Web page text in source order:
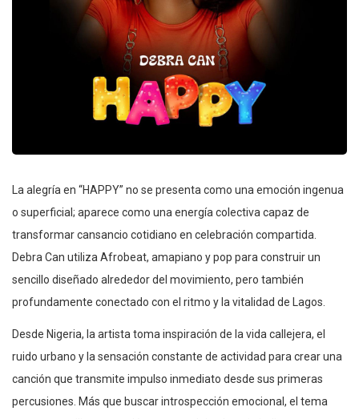
La alegría en “HAPPY” no se presenta como una emoción ingenua
o superficial; aparece como una energía colectiva capaz de
transformar cansancio cotidiano en celebración compartida.
Debra Can utiliza Afrobeat, amapiano y pop para construir un
sencillo diseñado alrededor del movimiento, pero también
profundamente conectado con el ritmo y la vitalidad de Lagos.
Desde Nigeria, la artista toma inspiración de la vida callejera, el
ruido urbano y la sensación constante de actividad para crear una
canción que transmite impulso inmediato desde sus primeras
percusiones. Más que buscar introspección emocional, el tema